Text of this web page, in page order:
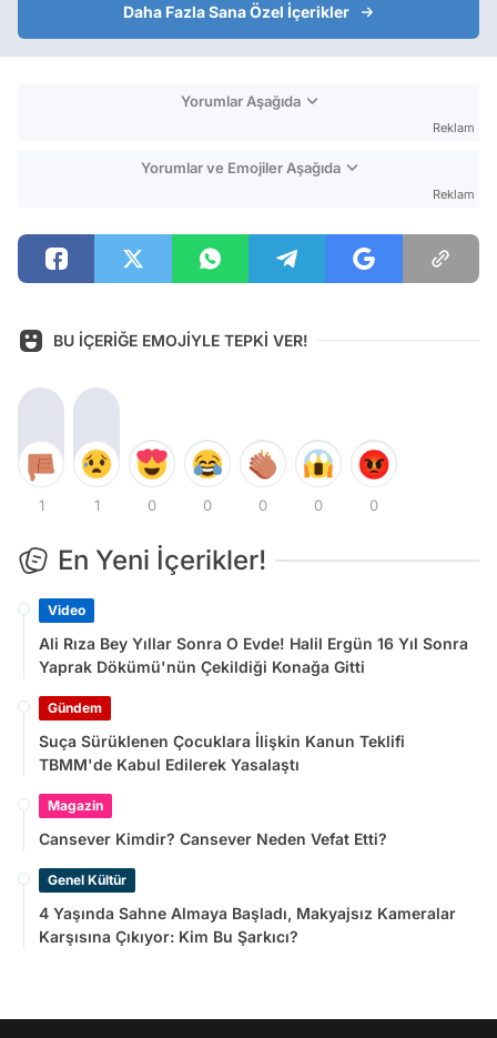
Daha Fazla Sana Özel İçerikler
Yorumlar Aşağıda
Reklam
Yorumlar ve Emojiler Aşağıda
Reklam
BU İÇERİĞE EMOJİYLE TEPKİ VER!
1 1 0 0 0 0 0
En Yeni İçerikler!
Video
Ali Rıza Bey Yıllar Sonra O Evde! Halil Ergün 16 Yıl Sonra
Yaprak Dökümü'nün Çekildiği Konağa Gitti
Gündem
Suça Sürüklenen Çocuklara İlişkin Kanun Teklifi
TBMM'de Kabul Edilerek Yasalaştı
Magazin
Cansever Kimdir? Cansever Neden Vefat Etti?
Genel Kültür
4 Yaşında Sahne Almaya Başladı, Makyajsız Kameralar
Karşısına Çıkıyor: Kim Bu Şarkıcı?